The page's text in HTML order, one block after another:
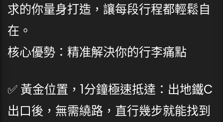
求的你量身打造，讓每段行程都輕鬆自
在。
核心優勢：精准解決你的行李痛點
✅ 黃金位置，1分鐘極速抵達：出地鐵C
出口後，無需繞路，直行幾步就能找到